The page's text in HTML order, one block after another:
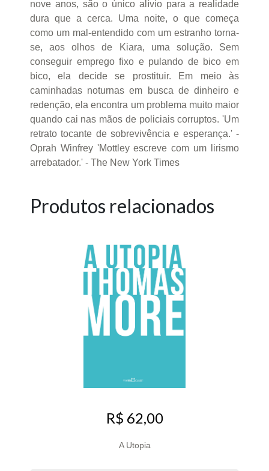
nove anos, são o único alívio para a realidade
dura que a cerca. Uma noite, o que começa
como um mal-entendido com um estranho torna-
se, aos olhos de Kiara, uma solução. Sem
conseguir emprego fixo e pulando de bico em
bico, ela decide se prostituir. Em meio às
caminhadas noturnas em busca de dinheiro e
redenção, ela encontra um problema muito maior
quando cai nas mãos de policiais corruptos. 'Um
retrato tocante de sobrevivência e esperança.' -
Oprah Winfrey 'Mottley escreve com um lirismo
arrebatador.' - The New York Times
Produtos relacionados
R$ 62,00
A Utopia